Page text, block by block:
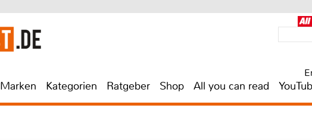
Marken Kategorien Ratgeber Shop All you can read